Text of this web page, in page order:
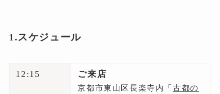
1.スケジュール
12:15 ご来店
京都市東山区長楽寺内「古都の